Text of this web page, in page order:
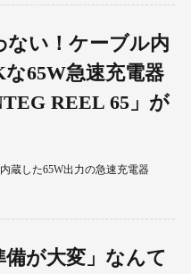
ない！ケーブル内
65W急速充電器
REEL 65」が
蔵した65W出力の急速充電器
備が大変」なんて